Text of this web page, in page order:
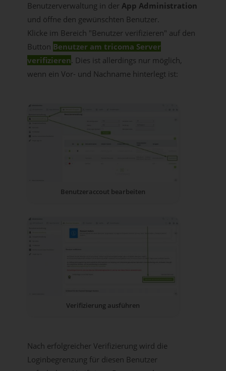
Benutzerverwaltung in der App Administration
und öffne den gewünschten Benutzer.
Klicke im Bereich "Benutzer verifizieren" auf den
Button Benutzer am tricoma Server
verifizieren. Dies ist allerdings nur möglich,
wenn ein Vor- und Nachname hinterlegt ist:
Benutzeraccout bearbeiten
Verifizierung ausführen
Nach erfolgreicher Verifizierung wird die
Loginbegrenzung für diesen Benutzer